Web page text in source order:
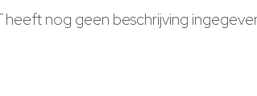
nog geen beschrijving